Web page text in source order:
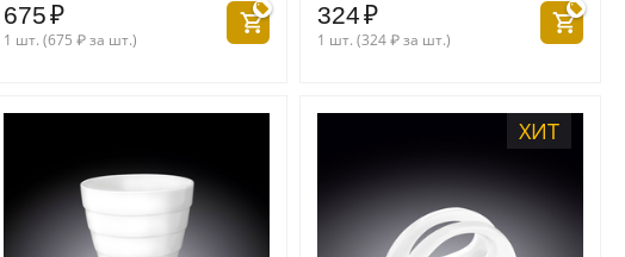
675₽
1 шт. (675 ₽за шт.)
324₽
1 шт. (324₽за шт.)
ХИТ